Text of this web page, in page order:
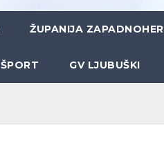
ŽUPANIJA
ŠPORT GV LJUBUŠKI